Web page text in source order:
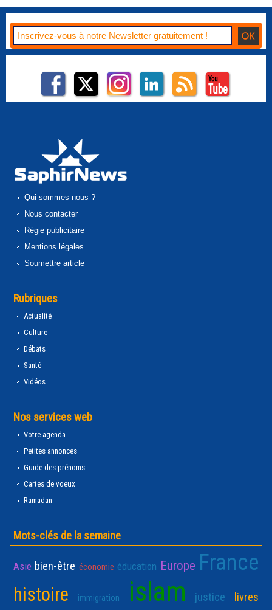
Qui sommes-nous ?
Nous contacter
Régie publicitaire
Mentions légales
Soumettre article
Rubriques
Actualité
Culture
Débats
Santé
Vidéos
Nos services web
Votre agenda
Petites annonces
Guide des prénoms
Cartes de voeux
Ramadan
Mots-clés de la semaine
Asie bien-être économie éducation Europe France
histoire immigration islam justice livres